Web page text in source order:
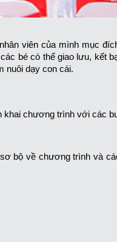
viên của mình mục
bé có thể giao lưu, kết
nuôi dạy con cái.
khai chương trình với các
bộ về chương trình và